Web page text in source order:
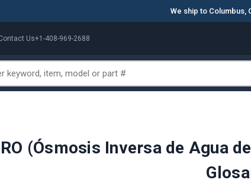
We ship to Columbus,
Us+1-408-969-2688
(Ósmosis Inversa de Agua